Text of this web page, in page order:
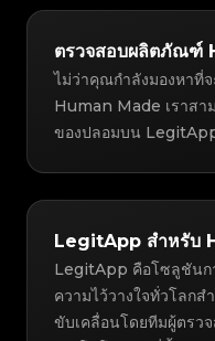
ตรวจสอบผลิตภัณฑ์
ไม่ว่าคุณกำลังมองหาที่
Human Made เราสา
ของปลอมบน
LegitApp สำหรับ
LegitApp คือโซลูชันก
ความไว้วางใจทั่วโลก
ขับเคลื่อนโดยทีมผู้ตรว